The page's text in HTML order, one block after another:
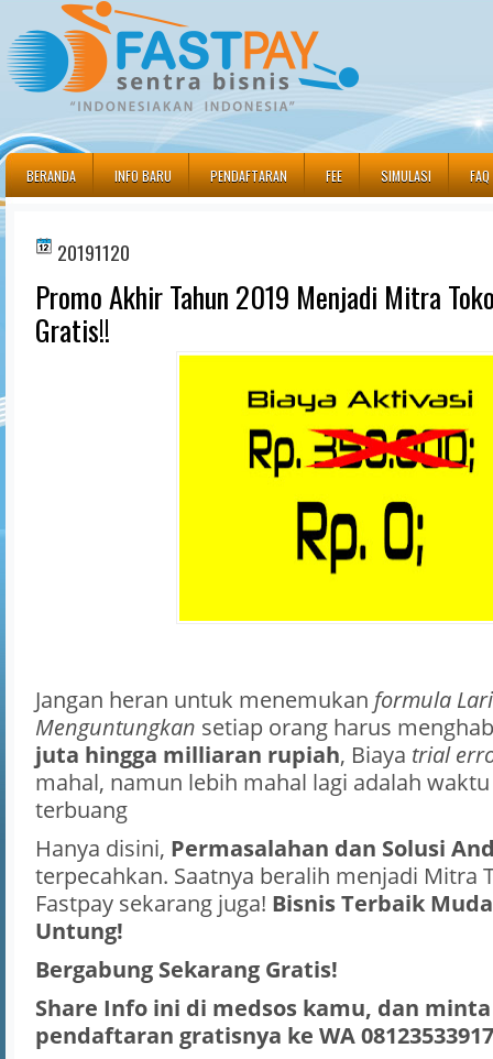
BERANDA INFO BARU PENDAFTARAN FEE SIMULASI FAQ
20191120
Promo Akhir Tahun 2019 Menjadi Mitra
Gratis!!
Jangan heran untuk menemukan formula
Menguntungkan setiap orang harus
juta hingga milliaran rupiah, Biaya trial
mahal, namun lebih mahal lagi adalah
terbuang
Hanya disini, Permasalahan dan Solusi
terpecahkan. Saatnya beralih menjadi Mitra
Fastpay sekarang juga! Bisnis Terbaik
Untung!
Bergabung Sekarang Gratis!
Share Info ini di medsos kamu, dan
pendaftaran gratisnya ke WA